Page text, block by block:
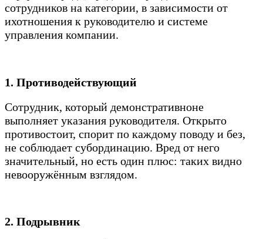
сотрудников на категории, в зависимости от
ихотношения к руководителю и системе
управления компании.
1. Противодействующий
Сотрудник, который демонстративноне
выполняет указания руководителя. Открыто
противостоит, спорит по каждому поводу и без,
не соблюдает субординацию. Вред от него
значительный, но есть один плюс: таких видно
невооружённым взглядом.
2. Подрывник